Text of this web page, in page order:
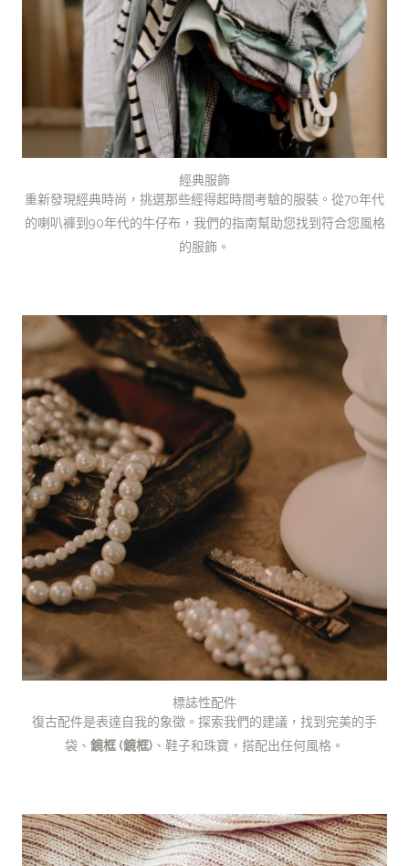
經典服飾
重新發現經典時尚，挑選那些經得起時間考驗的服裝。從70年代
的喇叭褲到90年代的牛仔布，我們的指南幫助您找到符合您風格
的服飾。
標誌性配件
復古配件是表達自我的象徵。探索我們的建議，找到完美的手
袋、 鏡框 (鏡框) 、鞋子和珠寶，搭配出任何風格。